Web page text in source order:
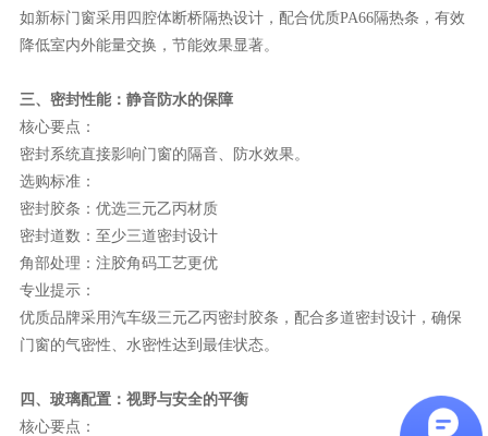
如新标门窗采用四腔体断桥隔热设计，配合优质PA66隔热条，有效
降低室内外能量交换，节能效果显著。
三、密封性能：静音防水的保障
核心要点：
密封系统直接影响门窗的隔音、防水效果。
选购标准：
密封胶条：优选三元乙丙材质
密封道数：至少三道密封设计
角部处理：注胶角码工艺更优
专业提示：
优质品牌采用汽车级三元乙丙密封胶条，配合多道密封设计，确保
门窗的气密性、水密性达到最佳状态。
四、玻璃配置：视野与安全的平衡
核心要点：